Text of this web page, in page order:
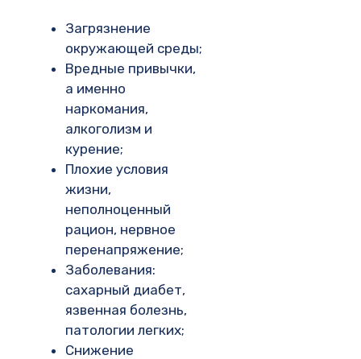
Загрязнение
окружающей среды;
Вредные привычки,
а именно
наркомания,
алкоголизм и
курение;
Плохие условия
жизни,
неполноценный
рацион, нервное
перенапряжение;
Заболевания:
сахарный диабет,
язвенная болезнь,
патологии легких;
Снижение